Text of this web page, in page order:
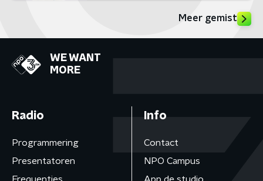
Meer gemist
WE WANT
MORE
Radio
Programmering
Presentatoren
Info
Contact
NPO Campus